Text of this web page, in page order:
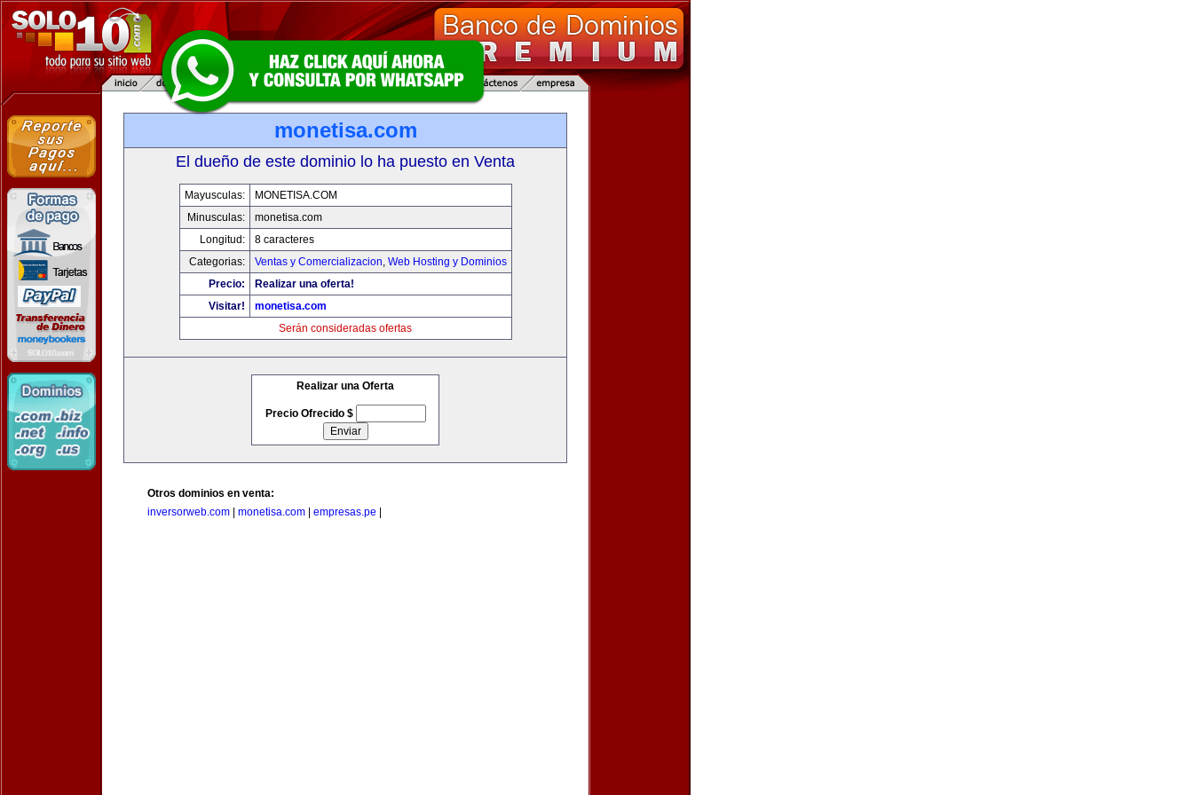
monetisa.com
El dueño de este dominio lo ha puesto en Venta
Mayusculas:
MONETISA.COM
Minusculas:
monetisa.com
Longitud:
8 caracteres
Categorias:
Ventas y Comercializacion, Web Hosting y Dominios
Precio:
Realizar una oferta!
Visitar!
monetisa.com
Serán consideradas ofertas
Realizar una Oferta
Precio Ofrecido $
Otros dominios en venta:
inversorweb.com
monetisa.com empresas.pe